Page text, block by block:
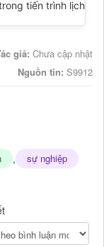
giả: Chưa cập nhật
Nguồn tin: S9912
, sự nghiệp